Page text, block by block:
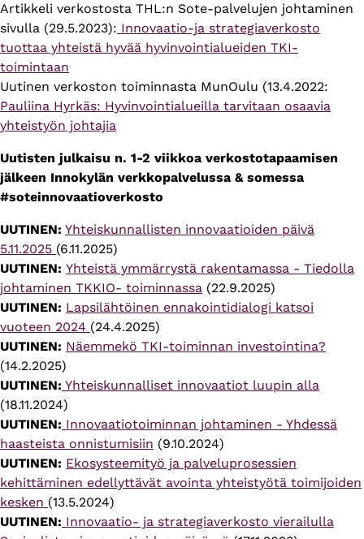
Artikkeli verkostosta THL:n Sote-palvelujen johtaminen
sivulla (29.5.2023): Innovaatio-ja strategiaverkosto
tuottaa yhteistä hyvää hyvinvointialueiden TKI-
toimintaan
Uutinen verkoston toiminnasta MunOulu (13.4.2022:
Pauliina Hyrkäs: Hyvinvointialueilla tarvitaan osaavia
yhteistyön johtajia
Uutisten julkaisu n. 1-2 viikkoa verkostotapaamisen
jälkeen Innokylän verkkopalvelussa & somessa
#soteinnovaatioverkosto
UUTINEN: Yhteiskunnallisten innovaatioiden päivä
5.11.2025 (6.11.2025)
UUTINEN: Yhteistä ymmärrystä rakentamassa - Tiedolla
johtaminen TKKIO- toiminnassa (22.9.2025)
UUTINEN: Lapsilähtöinen ennakointidialogi katsoi
vuoteen 2024 (24.4.2025)
UUTINEN: Näemmekö TKI-toiminnan investointina?
(14.2.2025)
UUTINEN: Yhteiskunnalliset innovaatiot luupin alla
(18.11.2024)
UUTINEN: Innovaatiotoiminnan johtaminen - Yhdessä
haasteista onnistumisiin (9.10.2024)
UUTINEN: Ekosysteemityö ja palveluprosessien
kehittäminen edellyttävät avointa yhteistyötä toimijoiden
kesken (13.5.2024)
UUTINEN: Innovaatio- ja strategiaverkosto vierailulla